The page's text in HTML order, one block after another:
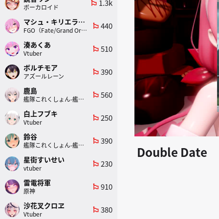
Double Date
ボーカロイド
emoji_flags 1.3k
マシュ・キリエライト
FGO（Fate/Grand Order）
emoji_flags 440
湊あくあ
Vtuber
emoji_flags 510
ボルチモア
アズールレーン
emoji_flags 390
鹿島
艦隊これくしょん-艦これ-
emoji_flags 560
白上フブキ
Vtuber
emoji_flags 250
鈴谷
艦隊これくしょん-艦これ-
emoji_flags 390
星街すいせい
vtuber
emoji_flags 230
雷電将軍
原神
emoji_flags 910
沙花叉クロヱ
Vtuber
emoji_flags 380